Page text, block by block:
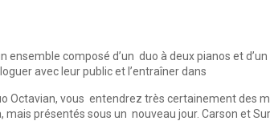
ensemble composé d’un duo à deux pianos et
avec leur public et l’entraîner dans
Octavian, vous entendrez très certainement des
présentés sous un nouveau jour. Carson et